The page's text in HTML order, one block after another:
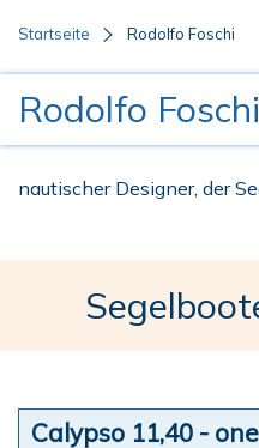
Startseite Rodolfo Foschi
Rodolfo Foschi
nautischer Designer, der
Calypso 11,40 -